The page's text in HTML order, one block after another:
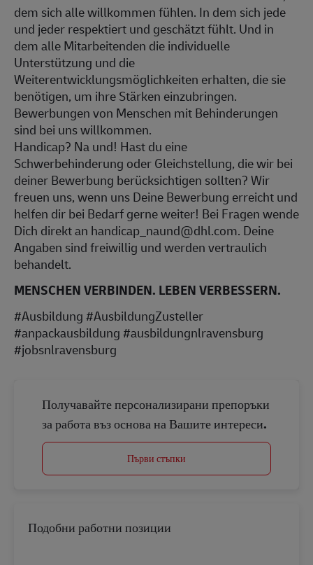
dem sich alle willkommen fühlen. In dem sich jede
und jeder respektiert und geschätzt fühlt. Und in
dem alle Mitarbeitenden die individuelle
Unterstützung und die
Weiterentwicklungsmöglichkeiten erhalten, die sie
benötigen, um ihre Stärken einzubringen.
Bewerbungen von Menschen mit Behinderungen
sind bei uns willkommen.
Handicap? Na und! Hast du eine
Schwerbehinderung oder Gleichstellung, die wir bei
deiner Bewerbung berücksichtigen sollten? Wir
freuen uns, wenn uns Deine Bewerbung erreicht und
helfen dir bei Bedarf gerne weiter! Bei Fragen wende
Dich direkt an handicap_naund@dhl.com. Deine
Angaben sind freiwillig und werden vertraulich
behandelt.
MENSCHEN VERBINDEN. LEBEN VERBESSERN.
#Ausbildung #AusbildungZusteller
#anpackausbildung #ausbildungnlravensburg
#jobsnlravensburg
Получавайте персонализирани препоръки
за работа въз основа на Вашите интереси.
Първи стъпки
Подобни работни позиции